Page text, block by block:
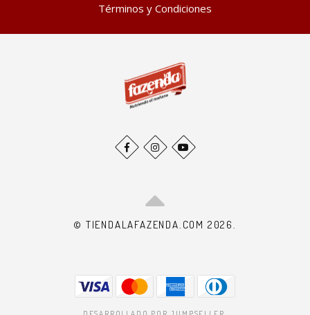
Términos y Condiciones
© TIENDALAFAZENDA.COM 2026.